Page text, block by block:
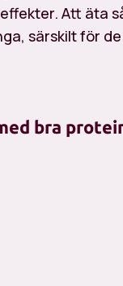
Att äta
särskilt för
bra